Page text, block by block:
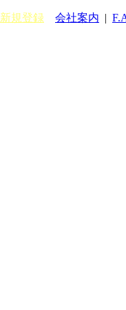
新規登録 会社案内 |